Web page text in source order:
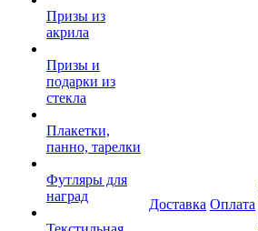
Призы из
акрила
Призы и
подарки из
стекла
Плакетки,
панно, тарелки
Футляры для
наград
Доставка Оплата